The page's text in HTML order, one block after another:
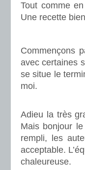
Tout comme
Une recette
Commençons
avec certaines
se situe le
moi.
Adieu la très
Mais bonjour
rempli, les
acceptable.
chaleureuse.